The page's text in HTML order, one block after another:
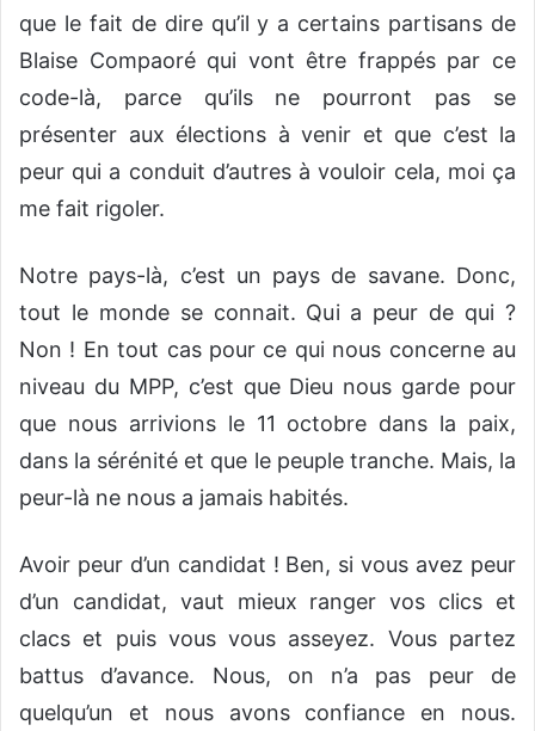
que le fait de dire qu’il y a certains partisans de
Blaise Compaoré qui vont être frappés par ce
code-là, parce qu’ils ne pourront pas se
présenter aux élections à venir et que c’est la
peur qui a conduit d’autres à vouloir cela, moi ça
me fait rigoler.
Notre pays-là, c’est un pays de savane. Donc,
tout le monde se connait. Qui a peur de qui ?
Non ! En tout cas pour ce qui nous concerne au
niveau du MPP, c’est que Dieu nous garde pour
que nous arrivions le 11 octobre dans la paix,
dans la sérénité et que le peuple tranche. Mais, la
peur-là ne nous a jamais habités.
Avoir peur d’un candidat ! Ben, si vous avez peur
d’un candidat, vaut mieux ranger vos clics et
clacs et puis vous vous asseyez. Vous partez
battus d’avance. Nous, on n’a pas peur de
quelqu’un et nous avons confiance en nous.